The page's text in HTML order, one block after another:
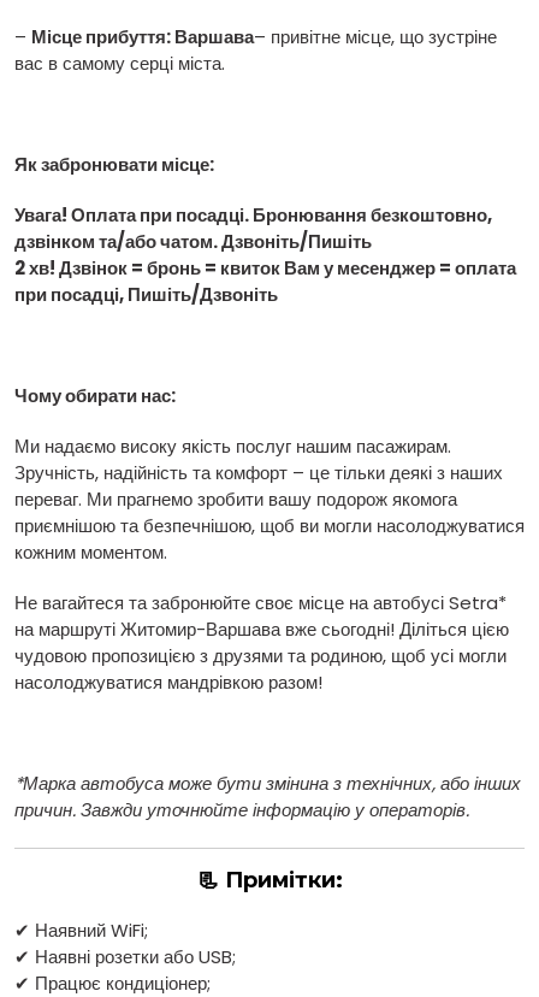
– Місце прибуття: Варшава– привітне місце, що зустріне
вас в самому серці міста.
Як забронювати місце:
Увага! Оплата при посадці. Бронювання безкоштовно,
дзвінком та/або чатом. Дзвоніть/Пишіть
2 хв! Дзвінок = бронь = квиток Вам у месенджер = оплата
при посадці, Пишіть/Дзвоніть
Чому обирати нас:
Ми надаємо високу якість послуг нашим пасажирам.
Зручність, надійність та комфорт – це тільки деякі з наших
переваг. Ми прагнемо зробити вашу подорож якомога
приємнішою та безпечнішою, щоб ви могли насолоджуватися
кожним моментом.
Не вагайтеся та забронюйте своє місце на автобусі Setra*
на маршруті Житомир-Варшава вже сьогодні! Діліться цією
чудовою пропозицією з друзями та родиною, щоб усі могли
насолоджуватися мандрівкою разом!
*Марка автобуса може бути змінина з технічних, або інших
причин. Завжди уточнюйте інформацію у операторів.
📃 Примітки:
✔ Наявний WiFi;
✔ Наявні розетки або USB;
✔ Працює кондиціонер;